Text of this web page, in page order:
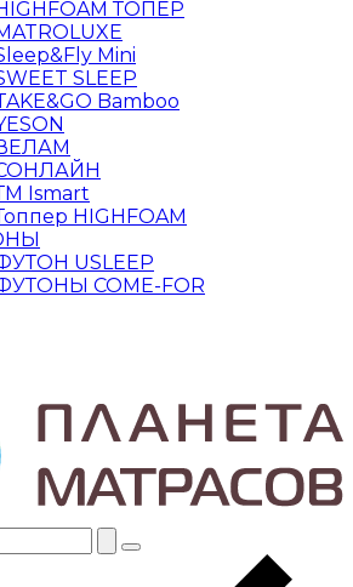
ТОПЕР
Mini
SLEEP
Bamboo
Ismart
HIGHFOAM
USLEEP
COME-FOR